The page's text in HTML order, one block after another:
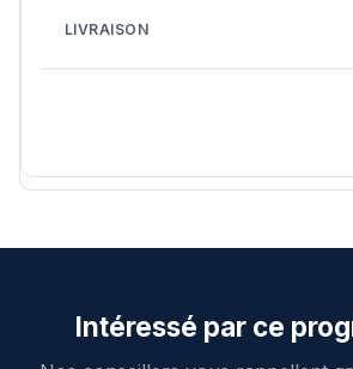
Intéressé par ce